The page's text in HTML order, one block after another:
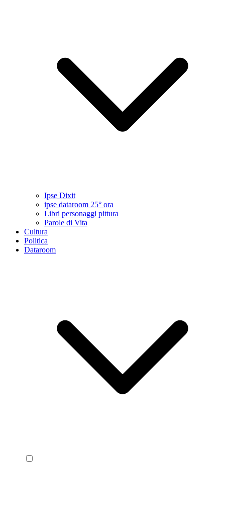
Ipse Dixit
ipse dataroom 25° ora
Libri personaggi pittura
Parole di Vita
Cultura
Politica
Dataroom